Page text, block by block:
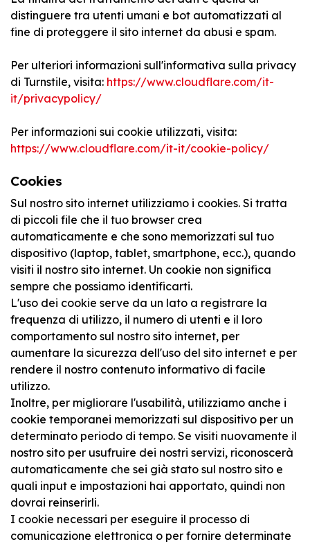
distinguere tra utenti umani e bot automatizzati al
fine di proteggere il sito internet da abusi e spam.
Per ulteriori informazioni sull'informativa sulla privacy
di Turnstile, visita: https://www.cloudflare.com/it-
it/privacypolicy/
Per informazioni sui cookie utilizzati, visita:
https://www.cloudflare.com/it-it/cookie-policy/
Cookies
Sul nostro sito internet utilizziamo i cookies. Si tratta
di piccoli file che il tuo browser crea
automaticamente e che sono memorizzati sul tuo
dispositivo (laptop, tablet, smartphone, ecc.), quando
visiti il nostro sito internet. Un cookie non significa
sempre che possiamo identificarti.
L'uso dei cookie serve da un lato a registrare la
frequenza di utilizzo, il numero di utenti e il loro
comportamento sul nostro sito internet, per
aumentare la sicurezza dell'uso del sito internet e per
rendere il nostro contenuto informativo di facile
utilizzo.
Inoltre, per migliorare l'usabilità, utilizziamo anche i
cookie temporanei memorizzati sul dispositivo per un
determinato periodo di tempo. Se visiti nuovamente il
nostro sito per usufruire dei nostri servizi, riconoscerà
automaticamente che sei già stato sul nostro sito e
quali input e impostazioni hai apportato, quindi non
dovrai reinserirli.
I cookie necessari per eseguire il processo di
comunicazione elettronica o per fornire determinate